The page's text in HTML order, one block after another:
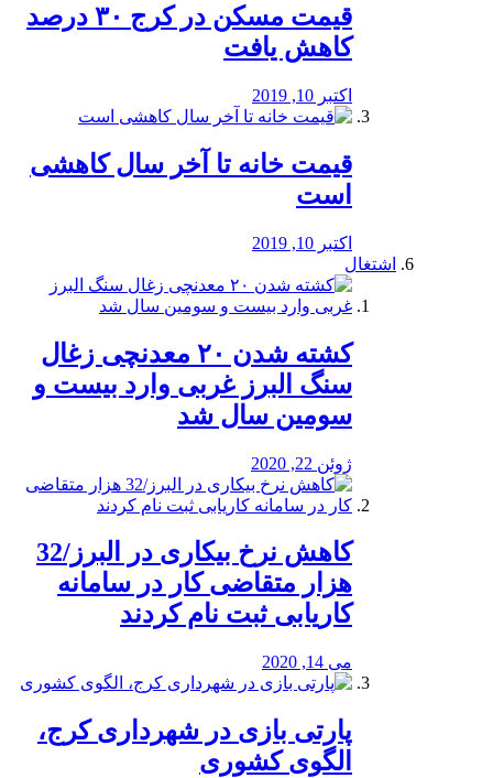
️قیمت مسکن در کرج ۳۰ درصد
کاهش یافت
اکتبر 10, 2019
قیمت خانه تا آخر سال کاهشی
است
اکتبر 10, 2019
اشتغال
کشته شدن ۲۰ معدنچی زغال
سنگ البرز غربی وارد بیست و
سومین سال شد
ژوئن 22, 2020
کاهش نرخ بیکاری در البرز/32
هزار متقاضی کار در سامانه
کاریابی ثبت نام کردند
می 14, 2020
پارتی بازی در شهرداری کرج،
الگوی کشوری